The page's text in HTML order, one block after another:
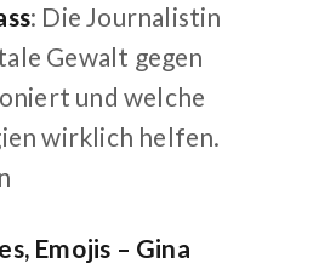
: Die Journalistin
Gewalt gegen
und welche
wirklich helfen.
Emojis – Gina